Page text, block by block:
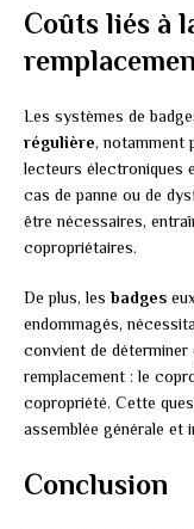
Coûts liés à
Les systèmes de
régulière, notamment
lecteurs électroniques
cas de panne ou de
être nécessaires,
copropriétaires.
De plus, lesbadges
endommagés,
convient de déterminer
remplacement : le
copropriété. Cette
assemblée générale et
Conclusion